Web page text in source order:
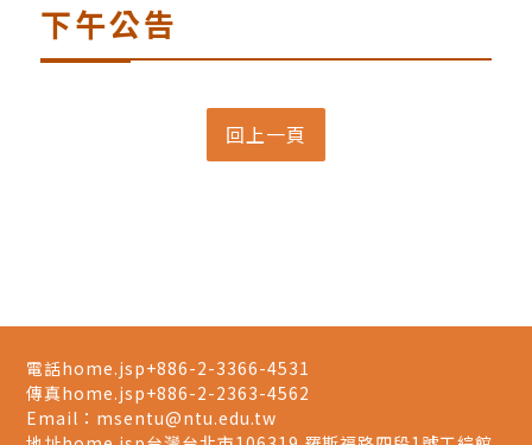
下午公告
電話home.jsp+886-2-3366-4531
傳真home.jsp+886-2-2363-4562
Email： msentu@ntu.edu.tw